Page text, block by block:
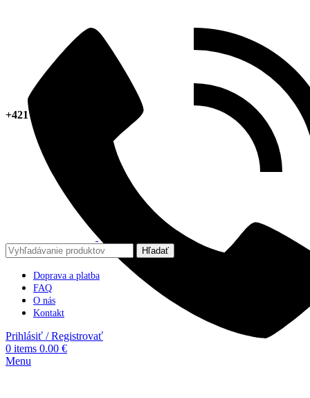
+421 918 378 267
Hľadať
Doprava a platba
FAQ
O nás
Kontakt
Prihlásiť / Registrovať
0 items 0.00 €
Menu